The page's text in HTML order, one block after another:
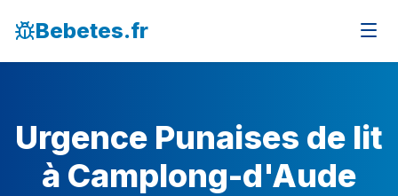
Bebetes.fr
Urgence Punaises de lit
à Camplong-d'Aude